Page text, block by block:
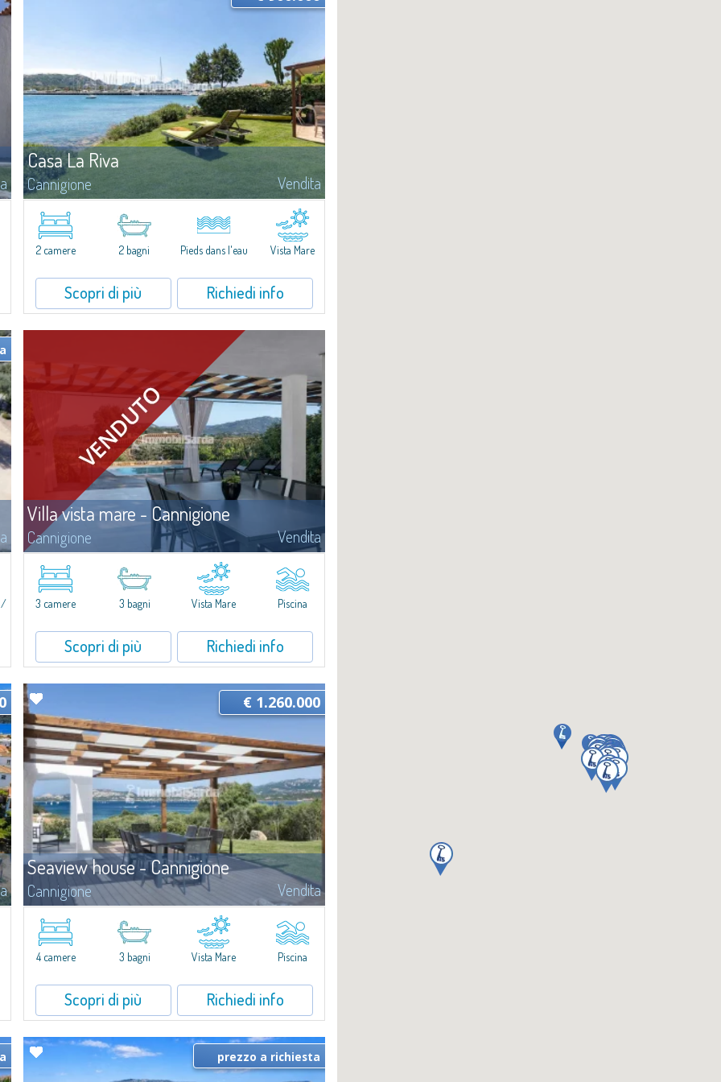
Casa La Riva
Cannigione Vendita
Casa La Riva - Confinante mare & Marina Una casa che vive sul
mare A Cannigione, nel cuore del Golfo di Arzachena, Casa La Riva è
una proprietà dove il mare non è solo panorama, ma presenza...
2 camere 2 bagni Pieds dans l'eau Vista Mare
Scopri di più Richiedi info
/
Villa vista mare - Cannigione
Cannigione Vendita
Questa residenza sul mare è pensata come una casa da vivere tutto
l'anno, in continuità con l'esterno, dove gli spazi sono organizzati in
modo fluido e funzionale, con grande attenzione alla luce...
3 camere
3 bagni Vista Mare Piscina
Scopri di più Richiedi info
Seaview house - Cannigione
Cannigione Vendita
Questa residenza sul mare è pensata come una casa da vivere tutto
l'anno, in continuità con l'esterno: spazi ampi e ben organizzati,
progettati per offrire comfort, funzionalità e un dialogo...
€ 1.260.000
4 camere 3 bagni Vista Mare Piscina
Scopri di più Richiedi info
prezzo a richiesta